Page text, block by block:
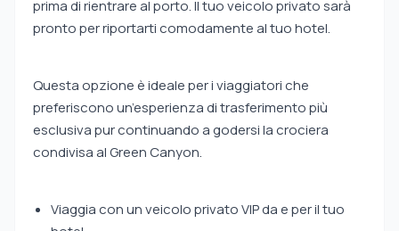
prima di rientrare al porto. Il tuo veicolo privato sarà
pronto per riportarti comodamente al tuo hotel.
Questa opzione è ideale per i viaggiatori che
preferiscono un’esperienza di trasferimento più
esclusiva pur continuando a godersi la crociera
condivisa al Green Canyon.
Viaggia con un veicolo privato VIP da e per il tuo